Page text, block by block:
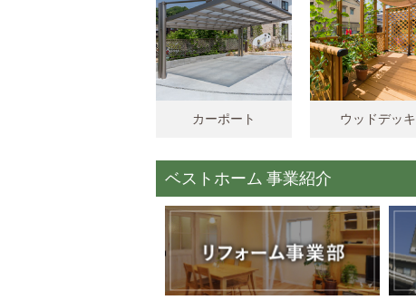
カーポート ウッドデッキ
ベストホーム 事業紹介